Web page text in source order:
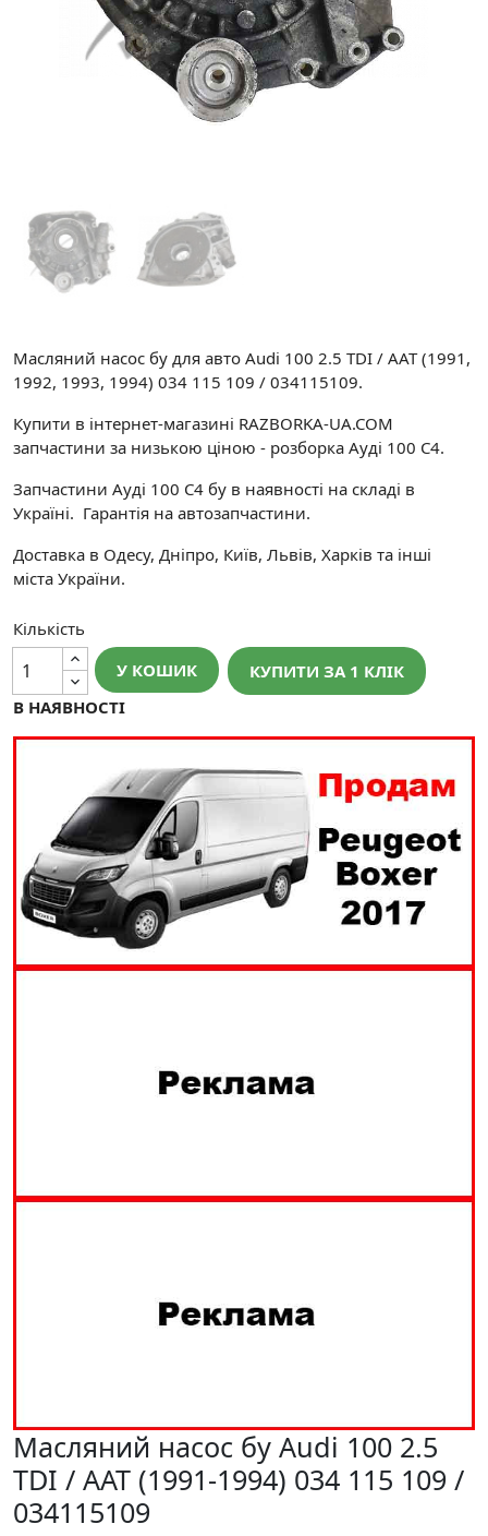
Масляний насос бу для авто Audi 100 2.5 TDI / AAT (1991,
1992, 1993, 1994) 034 115 109 / 034115109.
Купити в інтернет-магазині RAZBORKA-UA.COM
запчастини за низькою ціною - розборка Ауді 100 С4.
Запчастини Ауді 100 С4 бу в наявності на складі в
Україні. Гарантія на автозапчастини.
Доставка в Одесу, Дніпро, Київ, Львів, Харків та інші
міста України.
Кількість
У КОШИК
КУПИТИ ЗА 1 КЛIК
В НАЯВНОСТІ
Масляний насос бу Audi 100 2.5
TDI / AAT (1991-1994) 034 115 109 /
034115109